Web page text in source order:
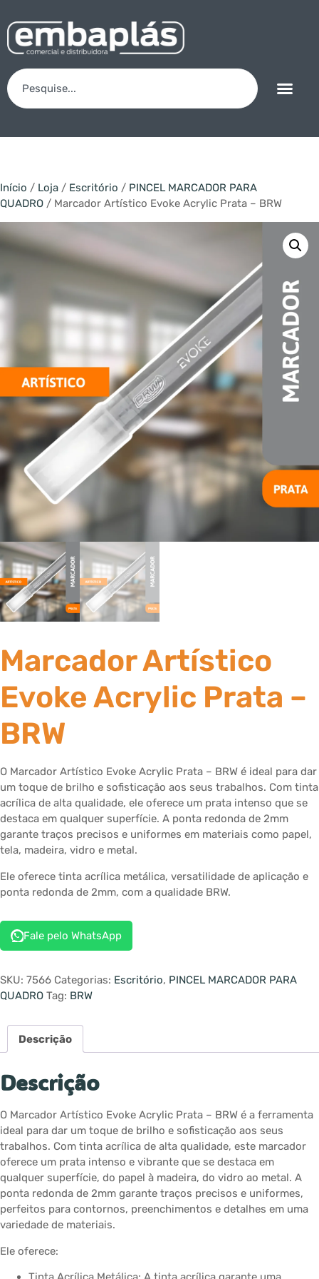
Início / Loja / Escritório / PINCEL MARCADOR PARA
QUADRO / Marcador Artístico Evoke Acrylic Prata – BRW
Marcador Artístico
Evoke Acrylic Prata –
BRW
O Marcador Artístico Evoke Acrylic Prata – BRW é ideal para dar
um toque de brilho e sofisticação aos seus trabalhos. Com tinta
acrílica de alta qualidade, ele oferece um prata intenso que se
destaca em qualquer superfície. A ponta redonda de 2mm
garante traços precisos e uniformes em materiais como papel,
tela, madeira, vidro e metal.
Ele oferece tinta acrílica metálica, versatilidade de aplicação e
ponta redonda de 2mm, com a qualidade BRW.
Fale pelo WhatsApp
SKU: 7566 Categorias: Escritório, PINCEL MARCADOR PARA
QUADRO Tag: BRW
Descrição
Descrição
O Marcador Artístico Evoke Acrylic Prata – BRW é a ferramenta
ideal para dar um toque de brilho e sofisticação aos seus
trabalhos. Com tinta acrílica de alta qualidade, este marcador
oferece um prata intenso e vibrante que se destaca em
qualquer superfície, do papel à madeira, do vidro ao metal. A
ponta redonda de 2mm garante traços precisos e uniformes,
perfeitos para contornos, preenchimentos e detalhes em uma
variedade de materiais.
Ele oferece: